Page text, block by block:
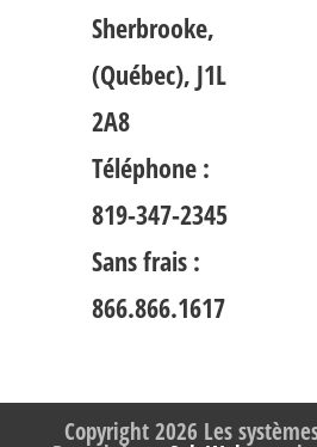
Sherbrooke,
(Québec), J1L
2A8
Téléphone :
819-347-2345
Sans frais :
866.866.1617
Copyright 2026 Les